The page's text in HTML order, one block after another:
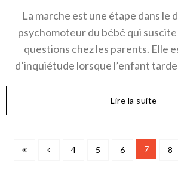
La marche est une étape dans le
psychomoteur du bébé qui
questions chez les parents. Elle
d’inquiétude lorsque l’enfant
Lire la suite
4 5 6 7 8